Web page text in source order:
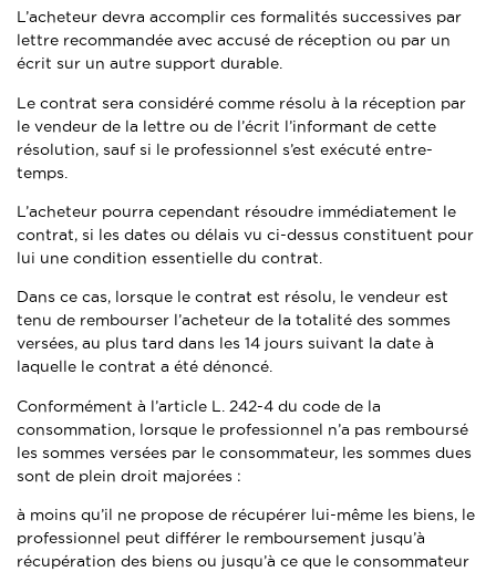
L’acheteur devra accomplir ces formalités successives par
lettre recommandée avec accusé de réception ou par un
écrit sur un autre support durable.
Le contrat sera considéré comme résolu à la réception par
le vendeur de la lettre ou de l’écrit l’informant de cette
résolution, sauf si le professionnel s’est exécuté entre-
temps.
L’acheteur pourra cependant résoudre immédiatement le
contrat, si les dates ou délais vu ci-dessus constituent pour
lui une condition essentielle du contrat.
Dans ce cas, lorsque le contrat est résolu, le vendeur est
tenu de rembourser l’acheteur de la totalité des sommes
versées, au plus tard dans les 14 jours suivant la date à
laquelle le contrat a été dénoncé.
Conformément à l’article L. 242-4 du code de la
consommation, lorsque le professionnel n’a pas remboursé
les sommes versées par le consommateur, les sommes dues
sont de plein droit majorées :
à moins qu’il ne propose de récupérer lui-même les biens, le
professionnel peut différer le remboursement jusqu’à
récupération des biens ou jusqu’à ce que le consommateur